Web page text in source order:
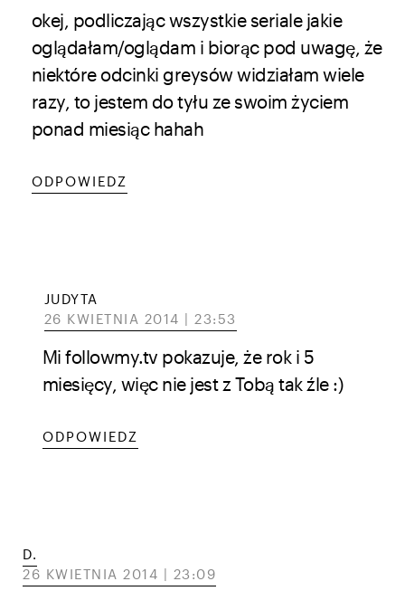
okej, podliczając wszystkie seriale jakie
oglądałam/oglądam i biorąc pod uwagę, że
niektóre odcinki greysów widziałam wiele
razy, to jestem do tyłu ze swoim życiem
ponad miesiąc hahah
ODPOWIEDZ
JUDYTA
26 KWIETNIA 2014 | 23:53
Mi followmy.tv pokazuje, że rok i 5
miesięcy, więc nie jest z Tobą tak źle :)
ODPOWIEDZ
D.
26 KWIETNIA 2014 | 23:09